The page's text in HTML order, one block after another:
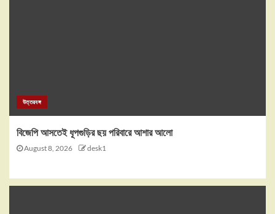
উত্তরবঙ্গ
বিজেপি আসতেই ধূপগুড়ির ছয় পরিবারে আশার আলো
August 8, 2026 desk1